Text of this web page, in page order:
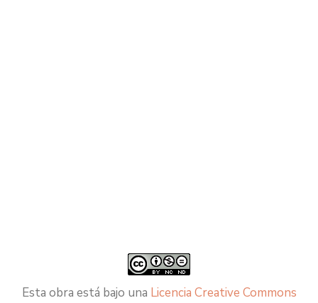
Esta obra está bajo una Licencia Creative Commons